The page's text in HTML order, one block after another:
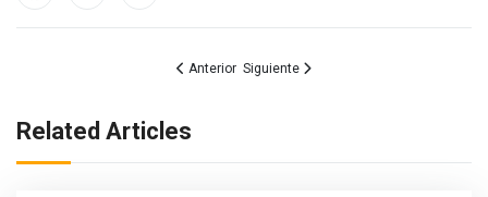
Artículo anterior: CONCURSO PUBLICO DE MERITOS
Anterior Artículo siguiente: 𝐒𝐞𝐠𝐮𝐢𝐦𝐨𝐬 𝐭𝐫𝐚𝐛𝐚𝐣𝐚𝐧𝐝𝐨 𝐩𝐨𝐫
Siguiente
Related Articles